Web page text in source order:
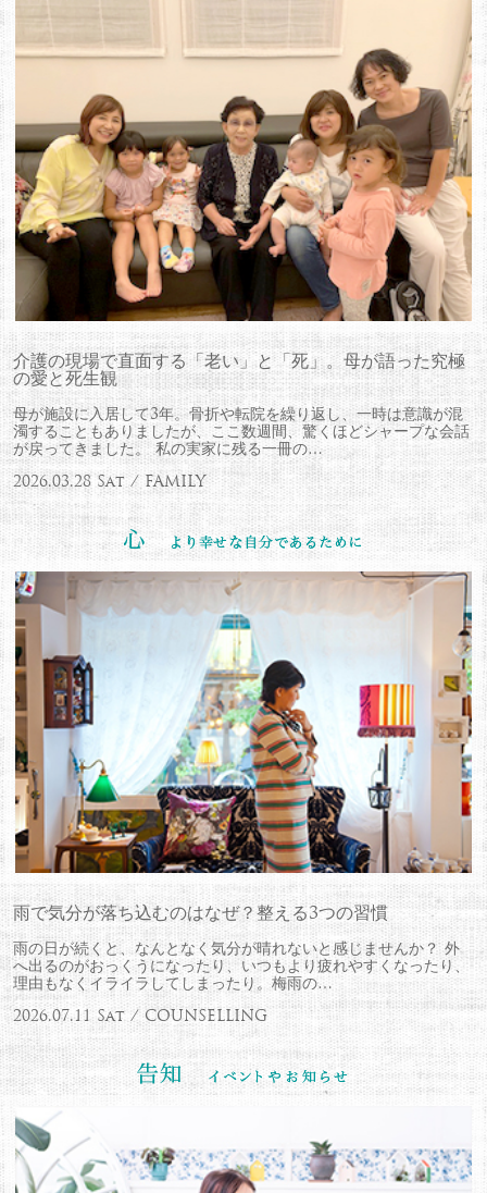
介護の現場で直面する「老い」と「死」。母が語った究極
の愛と死生観
母が施設に入居して3年。骨折や転院を繰り返し、一時は意識が混
濁することもありましたが、ここ数週間、驚くほどシャープな会話
が戻ってきました。 私の実家に残る一冊の…
2026.03.28 Sat / FAMILY
雨で気分が落ち込むのはなぜ？整える3つの習慣
雨の日が続くと、なんとなく気分が晴れないと感じませんか？ 外
へ出るのがおっくうになったり、いつもより疲れやすくなったり、
理由もなくイライラしてしまったり。梅雨の…
2026.07.11 Sat / COUNSELLING